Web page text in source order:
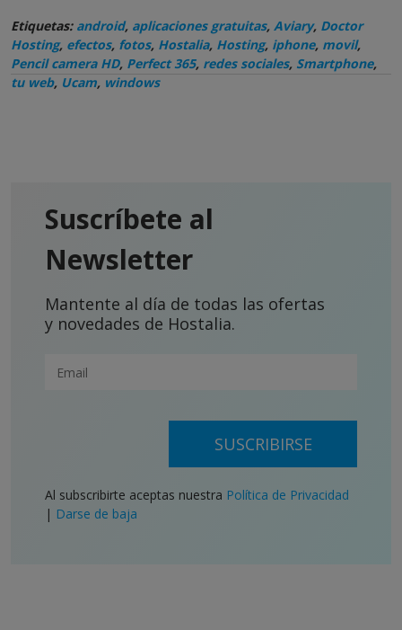
Etiquetas: android, aplicaciones gratuitas, Aviary, Doctor
Hosting, efectos, fotos, Hostalia, Hosting, iphone, movil,
Pencil camera HD, Perfect 365, redes sociales, Smartphone,
tu web, Ucam, windows
Suscríbete al
Newsletter
Mantente al día de todas las ofertas
y novedades de Hostalia.
SUSCRIBIRSE
Al subscribirte aceptas nuestra Política de Privacidad
| Darse de baja